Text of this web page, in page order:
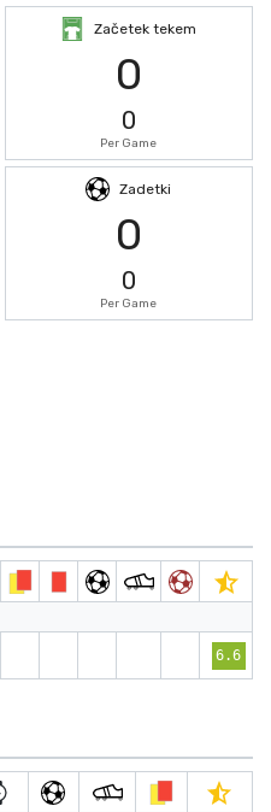
Začetek tekem
0
0
Per Game
Zadetki
0
0
Per Game
6.6